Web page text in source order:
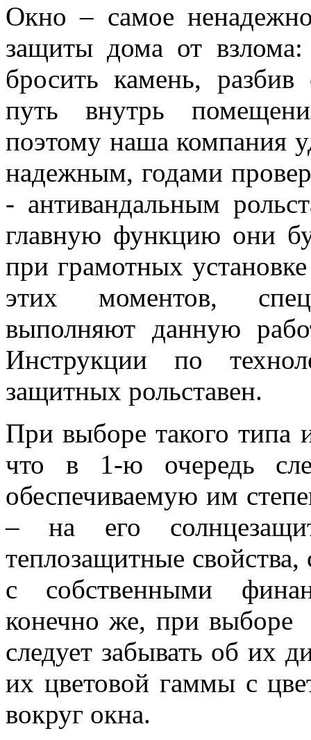
Окно – самое
защиты дома от взлома:
бросить камень,
путь внутрь
поэтому наша компания
надежным, годами
- антивандальным
главную функцию они
при грамотных
этих моментов,
выполняют данную
Инструкции по
защитных рольставен.
При выборе такого типа
что в 1-ю очередь
обеспечиваемую им
– на его
теплозащитные
с собственными
конечно же, при выборе
следует забывать об их
их цветовой гаммы с
вокруг окна.